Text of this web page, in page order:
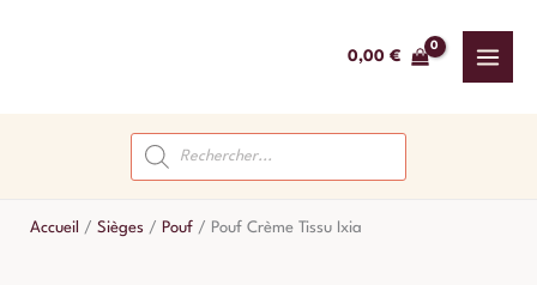
0,00 €
Recherche
de
produits
Accueil / Sièges / Pouf / Pouf Crème Tissu Ixia